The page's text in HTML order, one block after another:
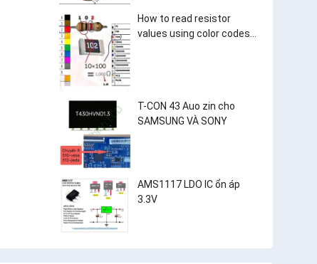
How to read resistor
values using color codes
T-CON 43 Auo zin cho
SAMSUNG VÀ SONY
AMS1117 LDO IC ổn áp
3.3V